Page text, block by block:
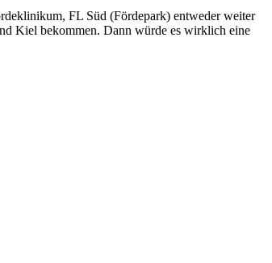
FL Süd (Fördepark) entweder weiter
Kiel bekommen. Dann würde es wirklich eine